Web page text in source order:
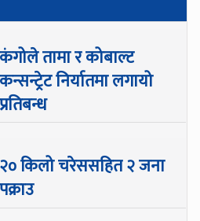
कंगोले तामा र कोबाल्ट
कन्सन्ट्रेट निर्यातमा लगायो
प्रतिबन्ध
२० किलो चरेससहित २ जना
पक्राउ